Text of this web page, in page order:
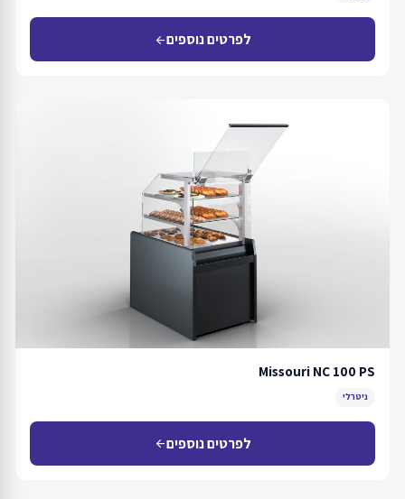
לפרטים נוספיםarrow_back
Missouri NC 100 PS
ניטרלי
לפרטים נוספיםarrow_back